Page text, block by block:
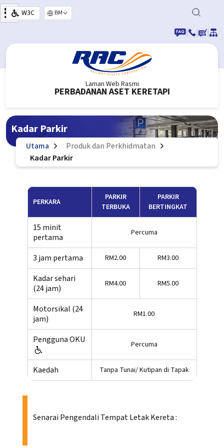
Langkau ke kandungan utama
W3C
Select your language
|
| |
Laman Web Rasmi
PERBADANAN ASET KERETAPI
Kadar Parkir
Utama
Produk dan Perkhidmatan
Kadar Parkir
PERKARA
PARKIR
TERBUKA
PARKIR
BERTINGKAT
15 minit
pertama
Percuma
3 jam pertama RM2.00 RM3.00
Kadar sehari
(24 jam)
RM4.00 RM5.00
Motorsikal (24
jam)
RM1.00
Pengguna OKU Percuma
Kaedah Tanpa Tunai/ Kutipan di Tapak
Senarai Pengendali Tempat Letak Kereta :